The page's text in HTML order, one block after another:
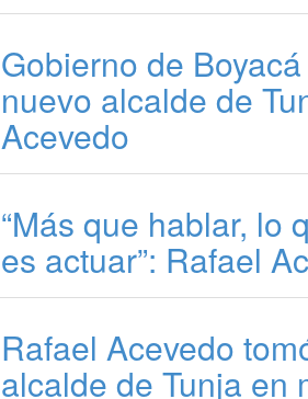
Gobierno de
nuevo alcalde de
Acevedo
“Más que hablar, lo
es actuar”: Rafael
Rafael Acevedo
alcalde de Tunja en